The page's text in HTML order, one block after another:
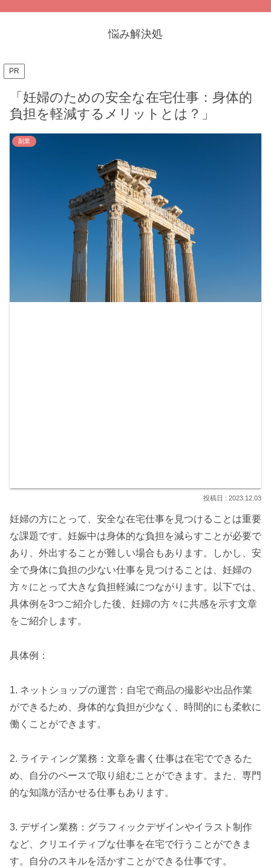
悩み解決処
PR
「妊婦のための安全な在宅仕事：身体的
負担を軽減するメリットとは？」
副業
2023.12.03
妊婦の方にとって、安全な在宅仕事を見つけることは重要
な課題です。妊娠中は身体的な負担を減らすことが必要で
あり、外出することが難しい場合もあります。しかし、安
全で身体に負担の少ない仕事を見つけることは、妊婦の
方々にとって大きな負担軽減につながります。以下では、
具体例を3つご紹介した後、妊婦の方々に共感を示す文章
をご紹介します。
具体例：
1. ネットショップの運営：自宅で商品の撮影や出品作業
ができるため、身体的な負担が少なく、時間的にも柔軟に
働くことができます。
2. ライティング業務：文章を書く仕事は在宅でできるた
め、自分のペースで取り組むことができます。また、専門
的な知識が活かせる仕事もあります。
3. デザイン業務：グラフィックデザインやイラスト制作
など、クリエイティブな仕事を在宅で行うことができま
す。自分のスキルを活かすことができる仕事です。